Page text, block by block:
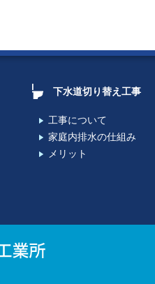
下水道切り替え工事
工事について
家庭内排水の仕組み
メリット